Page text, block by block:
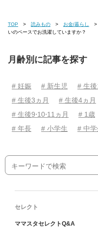
TOP 読みもの お金/暮らし
いのペースでお洗濯していますか？
月齢別に記事を探す
# 妊娠 # 新生児 # 生後
# 生後3ヵ月
# 生後4ヵ月
# 生後9⋅10⋅11ヵ月
# 1歳
# 年長
# 小学生 # 中学
セレクト
ママスタセレクトQ&A